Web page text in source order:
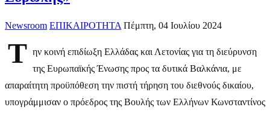
Newsroom ΕΠΙΚΑΙΡΟΤΗΤΑ Πέμπτη, 04 Ιουλίου 2024
Τ ην κοινή επιδίωξη Ελλάδας και Λετονίας για τη διεύρυνση
της Ευρωπαϊκής Ένωσης προς τα δυτικά Βαλκάνια, με
απαραίτητη προϋπόθεση την πιστή τήρηση του διεθνούς δικαίου,
υπογράμμισαν ο πρόεδρος της Βουλής των Ελλήνων Κωνσταντίνος